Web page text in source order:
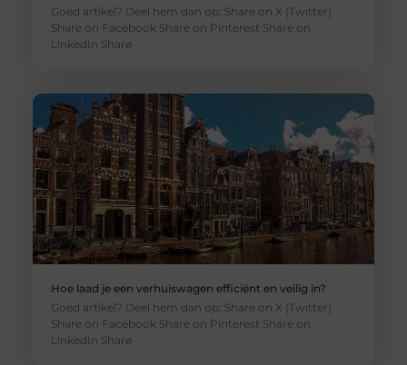
Goed artikel? Deel hem dan op: Share on X (Twitter)
Share on Facebook Share on Pinterest Share on
LinkedIn Share
Hoe laad je een verhuiswagen efficiënt en veilig in?
Goed artikel? Deel hem dan op: Share on X (Twitter)
Share on Facebook Share on Pinterest Share on
LinkedIn Share